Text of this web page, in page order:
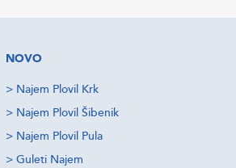
NOVO
> Najem Plovil Krk
> Najem Plovil Šibenik
> Najem Plovil Pula
> Guleti Najem